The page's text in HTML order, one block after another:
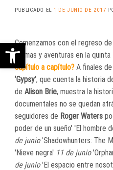
PUBLICADO EL 1 DE JUNIO DE 2017
Comenzamos con el regreso
dramas y aventuras en la
capítulo a capítulo? A finales
‘Gypsy’, que cuenta la historia
de Alison Brie, muestra la
documentales no se quedan
seguidores de Roger Waters
poder de un sueño' 'El hombre
de junio'Shadowhunters: The
'Nieve negra' 11 de junio
de junio'El espacio entre
Abrir barra de herramientas